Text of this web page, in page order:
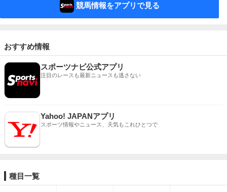
競馬情報をアプリで見る
おすすめ情報
スポーツナビ公式アプリ
注目のレースも最新ニュースも逃さない
Yahoo! JAPANアプリ
スポーツ情報やニュース、天気もこれひとつで
種目一覧